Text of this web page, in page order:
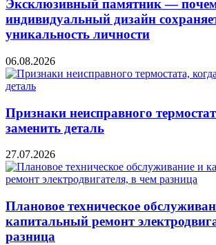
Эксклюзивный памятник —
индивидуальный дизайн
уникальность личности
06.08.2026
Признаки неисправного
заменить деталь
27.07.2026
Плановое техническое
капитальный ремонт
разница